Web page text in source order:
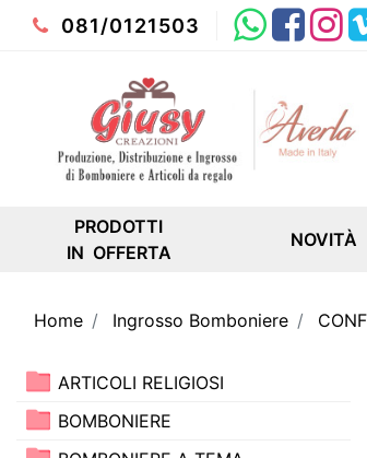
081/0121503 Whatsapp
PRODOTTI
IN OFFERTA
NOVITÀ
Home Ingrosso Bomboniere
ARTICOLI RELIGIOSI
BOMBONIERE